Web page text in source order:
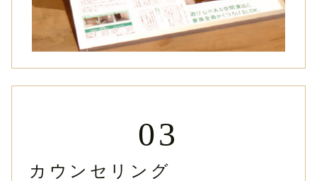
03
カウンセリング